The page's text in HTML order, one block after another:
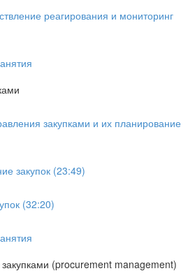
реагирования и мониторинг
закупками и их планирование
закупок (23:49)
(32:20)
(procurement management)